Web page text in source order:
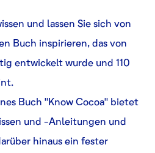
und lassen Sie sich von
Buch inspirieren, das von
entwickelt wurde und 110
Buch "Know Cocoa" bietet
und -Anleitungen und
hinaus ein fester